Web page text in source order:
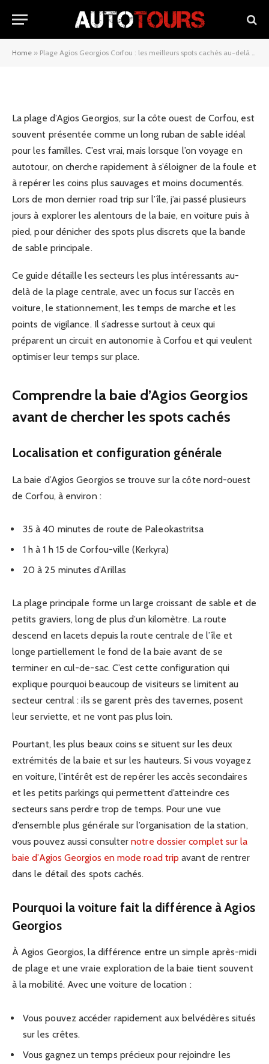
Home » Plage Agios Georgios Corfou : les meilleurs spots cachés au-delà du sable principal
meilleurs spots cachés au-delà
du sable principal
La plage d’Agios Georgios, sur la côte ouest de Corfou, est
souvent présentée comme un long ruban de sable idéal
pour les familles. C’est vrai, mais lorsque l’on voyage en
autotour, on cherche rapidement à s’éloigner de la foule et
à repérer les coins plus sauvages et moins documentés.
Lors de mon dernier road trip sur l’île, j’ai passé plusieurs
jours à explorer les alentours de la baie, en voiture puis à
pied, pour dénicher des spots plus discrets que la bande
de sable principale.
Ce guide détaille les secteurs les plus intéressants au-
delà de la plage centrale, avec un focus sur l’accès en
voiture, le stationnement, les temps de marche et les
points de vigilance. Il s’adresse surtout à ceux qui
préparent un circuit en autonomie à Corfou et qui veulent
optimiser leur temps sur place.
Comprendre la baie d’Agios Georgios
avant de chercher les spots cachés
Localisation et configuration générale
La baie d’Agios Georgios se trouve sur la côte nord-ouest
de Corfou, à environ :
35 à 40 minutes de route de Paleokastritsa
1 h à 1 h 15 de Corfou-ville (Kerkyra)
20 à 25 minutes d’Arillas
La plage principale forme un large croissant de sable et de
petits graviers, long de plus d’un kilomètre. La route
descend en lacets depuis la route centrale de l’île et
longe partiellement le fond de la baie avant de se
terminer en cul-de-sac. C’est cette configuration qui
explique pourquoi beaucoup de visiteurs se limitent au
secteur central : ils se garent près des tavernes, posent
leur serviette, et ne vont pas plus loin.
Pourtant, les plus beaux coins se situent sur les deux
extrémités de la baie et sur les hauteurs. Si vous voyagez
en voiture, l’intérêt est de repérer les accès secondaires
et les petits parkings qui permettent d’atteindre ces
secteurs sans perdre trop de temps. Pour une vue
d’ensemble plus générale sur l’organisation de la station,
vous pouvez aussi consulternotre dossier complet sur la
baie d’Agios Georgios en mode road trip avant de rentrer
dans le détail des spots cachés.
Pourquoi la voiture fait la différence à Agios
Georgios
À Agios Georgios, la différence entre un simple après-midi
de plage et une vraie exploration de la baie tient souvent
à la mobilité. Avec une voiture de location :
Vous pouvez accéder rapidement aux belvédères situés
sur les crêtes.
Vous gagnez un temps précieux pour rejoindre les